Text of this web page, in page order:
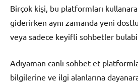
Birçok kişi, bu platformları
giderirken aynı zamanda yeni
veya sadece keyifli sohbetler
Adıyaman canlı sohbet et
bilgilerine ve ilgi alanlarına